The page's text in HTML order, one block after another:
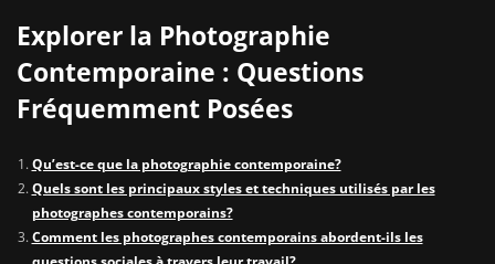
Explorer la Photographie
Contemporaine : Questions
Fréquemment Posées
Qu’est-ce que la photographie contemporaine?
Quels sont les principaux styles et techniques utilisés par les
photographes contemporains?
Comment les photographes contemporains abordent-ils les